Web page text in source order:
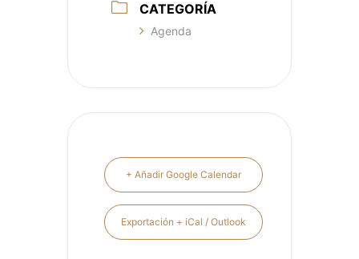
CATEGORÍA
Agenda
+ Añadir Google Calendar
Exportación + iCal / Outlook